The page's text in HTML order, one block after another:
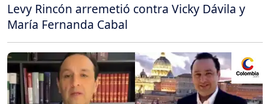
Levy Rincón arremetió contra Vicky Dávila y
María Fernanda Cabal